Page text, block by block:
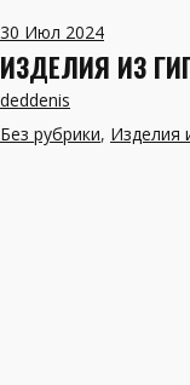
30 Июл 2024
ИЗДЕЛИЯ ИЗ
deddenis
Без рубрики, Изделия